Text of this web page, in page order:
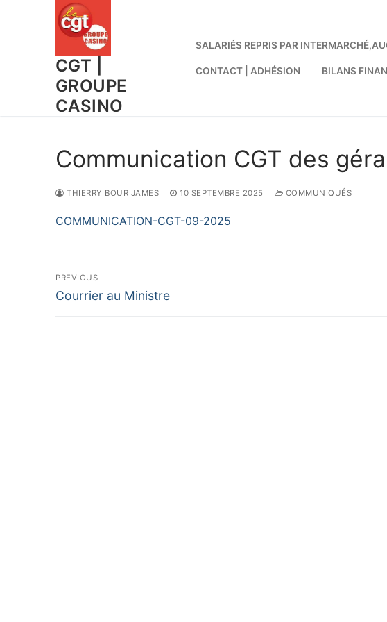
CGT |
GROUPE
CASINO
SALARIÉS REPRIS PAR
CONTACT | ADHÉSION BILANS
Communication CGT des
THIERRY BOUR JAMES 10 SEPTEMBRE 2025 COMMUNIQUÉS
COMMUNICATION-CGT-09-2025
Navigation
de
PREVIOUS
Previous
Courrier au Ministre